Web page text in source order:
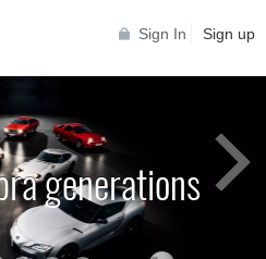
Sign In Sign up
generations